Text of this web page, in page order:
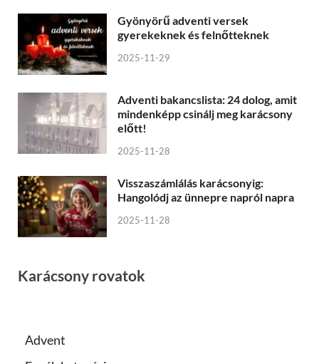
Gyönyörű adventi versek
gyerekeknek és felnőtteknek
2025-11-29
Adventi bakancslista: 24 dolog, amit
mindenképp csinálj meg karácsony
előtt!
2025-11-28
Visszaszámlálás karácsonyig:
Hangolódj az ünnepre napról napra
2025-11-28
Karácsony rovatok
Advent